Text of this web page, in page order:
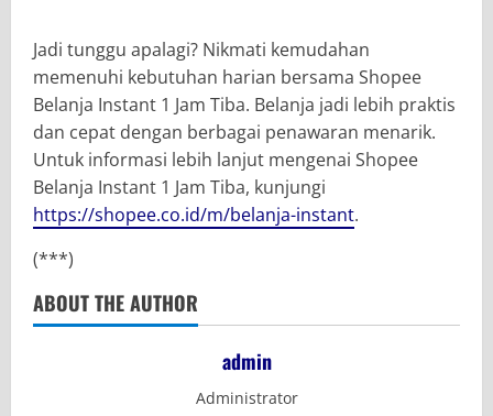
Jadi tunggu apalagi? Nikmati kemudahan
memenuhi kebutuhan harian bersama Shopee
Belanja Instant 1 Jam Tiba. Belanja jadi lebih praktis
dan cepat dengan berbagai penawaran menarik.
Untuk informasi lebih lanjut mengenai Shopee
Belanja Instant 1 Jam Tiba, kunjungi
https://shopee.co.id/m/belanja-instant.
(***)
ABOUT THE AUTHOR
admin
Administrator